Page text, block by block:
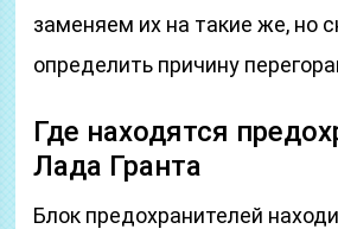
заменяем их на такие же, но
определить причину
Где находятся
Лада Гранта
Блок предохранителей